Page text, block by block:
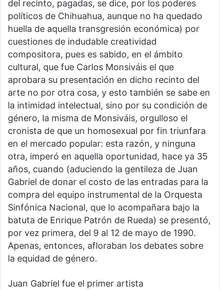
del recinto, pagadas, se dice, por los poderes
políticos de Chihuahua, aunque no ha quedado
huella de aquella transgresión económica) por
cuestiones de indudable creatividad
compositora, pues es sabido, en el ámbito
cultural, que fue Carlos Monsiváis el que
aprobara su presentación en dicho recinto del
arte no por otra cosa, y esto también se sabe en
la intimidad intelectual, sino por su condición de
género, la misma de Monsiváis, orgulloso el
cronista de que un homosexual por fin triunfara
en el mercado popular: esta razón, y ninguna
otra, imperó en aquella oportunidad, hace ya 35
años, cuando (aduciendo la gentileza de Juan
Gabriel de donar el costo de las entradas para la
compra del equipo instrumental de la Orquesta
Sinfónica Nacional, que lo acompañara bajo la
batuta de Enrique Patrón de Rueda) se presentó,
por vez primera, del 9 al 12 de mayo de 1990.
Apenas, entonces, afloraban los debates sobre
la equidad de género.
Juan Gabriel fue el primer artista